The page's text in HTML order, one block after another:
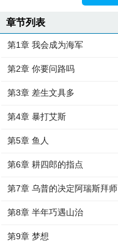
章节列表
第1章 我会成为海军
第2章 你要问路吗
第3章 差生文具多
第4章 暴打艾斯
第5章 鱼人
第6章 耕四郎的指点
第7章 乌普的决定阿瑞斯拜师
第8章 半年巧遇山治
第9章 梦想